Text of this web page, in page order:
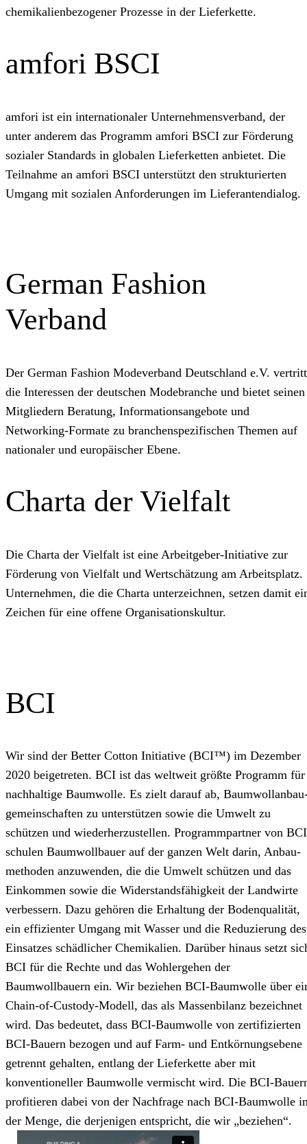
chemikalien­bezogener Prozesse in der Lieferkette.
amfori BSCI
amfori ist ein internationaler Unternehmensverband, der
unter anderem das Programm amfori BSCI zur Förderung
sozialer Standards in globalen Lieferketten anbietet. Die
Teilnahme an amfori BSCI unterstützt den strukturierten
Umgang mit sozialen Anforderungen im Lieferantendialog.
German Fashion
Verband
Der German Fashion Modeverband Deutschland e.V. vertritt
die Interessen der deutschen Modebranche und bietet seinen
Mitgliedern Beratung, Informationsangebote und
Networking‑Formate zu branchenspezifischen Themen auf
nationaler und europäischer Ebene.
Charta der Vielfalt
Die Charta der Vielfalt ist eine Arbeitgeber‑Initiative zur
Förderung von Vielfalt und Wertschätzung am Arbeitsplatz.
Unternehmen, die die Charta unterzeichnen, setzen damit
Zeichen für eine offene Organisationskultur.
BCI
Wir sind der Better Cotton Initiative (BCI™) im Dezember
2020 beigetreten. BCI ist das weltweit größte Programm für
nachhaltige Baumwolle. Es zielt darauf ab,
gemeinschaften zu unterstützen sowie die Umwelt zu
schützen und wiederherzustellen. Programmpartner von BCI
schulen Baumwollbauer auf der ganzen Welt darin, Anbau­
methoden anzuwenden, die die Umwelt schützen und das
Einkommen sowie die Widerstandsfähigkeit der Landwirte
verbessern. Dazu gehören die Erhaltung der Bodenqualität,
ein effizienter Umgang mit Wasser und die Reduzierung des
Einsatzes schädlicher Chemikalien. Darüber hinaus setzt
BCI für die Rechte und das Wohlergehen der
Baumwollbauern ein. Wir beziehen BCI-Baumwolle über
Chain-of-Custody-Modell, das als Massenbilanz bezeichnet
wird. Das bedeutet, dass BCI-Baumwolle von zertifizierten
BCI-Bauern bezogen und auf Farm- und Entkörnungsebene
getrennt gehalten, entlang der Lieferkette aber mit
konventioneller Baumwolle vermischt wird. Die BCI-
profitieren dabei von der Nachfrage nach BCI-Baumwolle
der Menge, die derjenigen entspricht, die wir „beziehen“.